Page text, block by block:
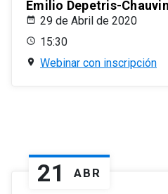
Emilio Depetris-
29 de Abril de 2020
15:30
Webinar con inscripción
21 ABR